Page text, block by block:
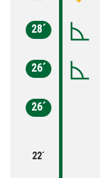
28´
26´
26´
22´